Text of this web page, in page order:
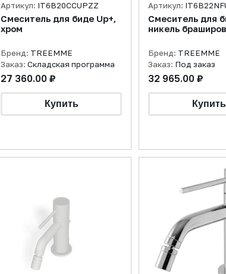
Артикул: IT6B20CCUPZZ
Смеситель для биде Up+,
хром
Бренд: TREEMME
Заказ: Складская программа
27 360.00 ₽
Артикул:
Смеситель для
никель
Бренд: TREEMME
Заказ: Под заказ
32 965.00 ₽